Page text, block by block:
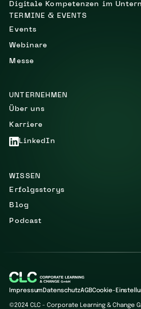
Digitale Kompetenzen im
TERMINE & EVENTS
Events
Webinare
Messe
UNTERNEHMEN
Über uns
Karriere
LinkedIn
WISSEN
Erfolgsstorys
Blog
Podcast
Impressum DatenschutzAGBCookie-
©2024 CLC - Corporate Learning & Change